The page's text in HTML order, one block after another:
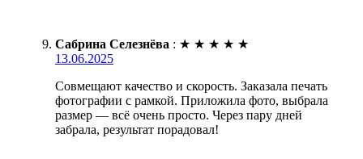
Сабрина Селезнёва : ★ ★ ★ ★ ★
13.06.2025
Совмещают качество и скорость. Заказала печать
фотографии с рамкой. Приложила фото, выбрала
размер — всё очень просто. Через пару дней
забрала, результат порадовал!